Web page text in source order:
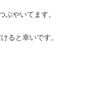
ぶやいてます。
ると幸いです。